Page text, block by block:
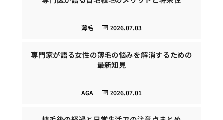
2026.07.03
薄毛
専門家が語る女性の薄毛の悩みを解消するための
最新知見
2026.07.01
AGA